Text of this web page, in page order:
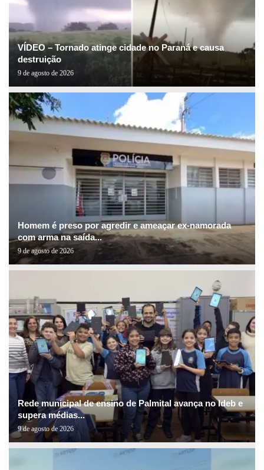
VÍDEO – Tornado atinge cidade no Paraná e causa
destruição
9 de agosto de 2026
Homem é preso por agredir e ameaçar ex-namorada
com arma na saída...
9 de agosto de 2026
Rede municipal de ensino de Palmital avança no Ideb e
supera médias...
9 de agosto de 2026